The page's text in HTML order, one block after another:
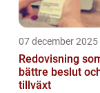
07 december 2025
Redovisning
bättre beslut
tillväxt